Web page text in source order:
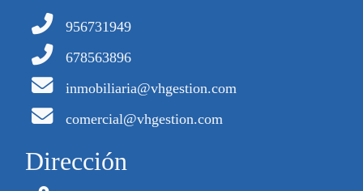
956731949
678563896
inmobiliaria@vhgestion.com
comercial@vhgestion.com
Dirección